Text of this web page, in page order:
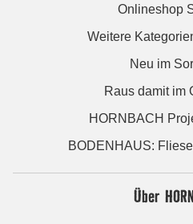
Onlineshop
Weitere
Neu im
Raus damit im
HORNBACH
BODENHAUS:
Über